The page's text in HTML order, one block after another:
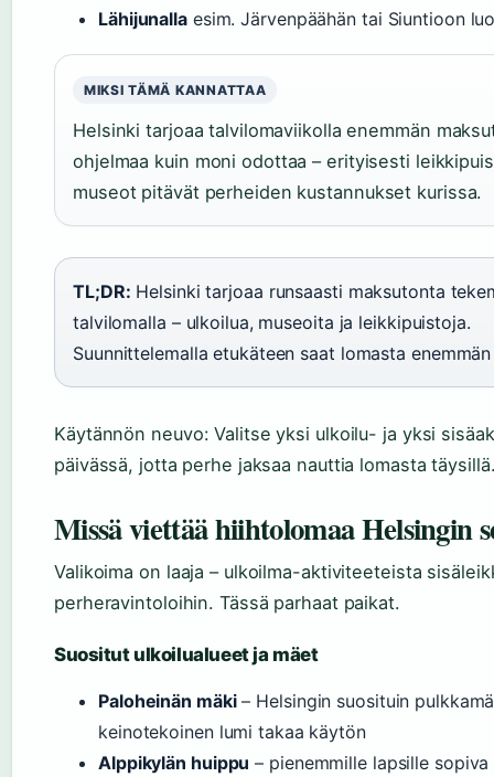
Lähijunallaesim. Järvenpäähän tai Siuntioon
MIKSI TÄMÄ KANNATTAA
Helsinki tarjoaa talvilomaviikolla enemmän
ohjelmaa kuin moni odottaa – erityisesti
museot pitävät perheiden kustannukset kurissa.
TL;DR: Helsinki tarjoaa runsaasti maksutonta
talvilomalla – ulkoilua, museoita ja leikkipuistoja.
Suunnittelemalla etukäteen saat lomasta
Käytännön neuvo: Valitse yksi ulkoilu- ja yksi
päivässä, jotta perhe jaksaa nauttia lomasta
Missä viettää hiihtolomaa Helsingin
Valikoima on laaja – ulkoilma-aktiviteeteista
perheravintoloihin. Tässä parhaat paikat.
Suositut ulkoilualueet ja mäet
Paloheinän mäki– Helsingin suosituin
keinotekoinen lumi takaa käytön
Alppikylän huippu – pienemmille lapsille sopiva